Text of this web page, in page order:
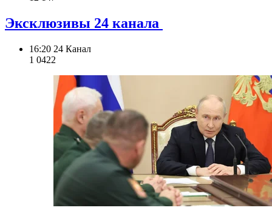
Эксклюзивы 24 канала
16:20 24 Канал
1 0422